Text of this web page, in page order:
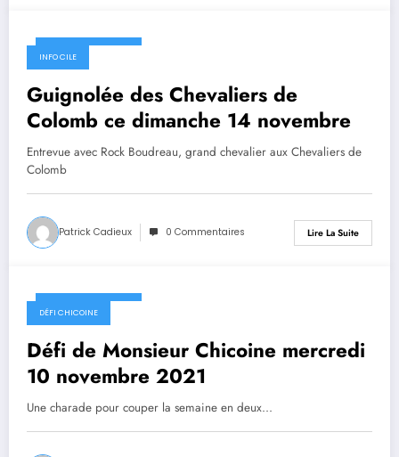
10 novembre 2021
INFO CILE
Guignolée des Chevaliers de
Colomb ce dimanche 14 novembre
Entrevue avec Rock Boudreau, grand chevalier aux Chevaliers de
Colomb
Patrick Cadieux 0 Commentaires Lire La Suite
10 novembre 2021
DÉFI CHICOINE
Défi de Monsieur Chicoine mercredi
10 novembre 2021
Une charade pour couper la semaine en deux...